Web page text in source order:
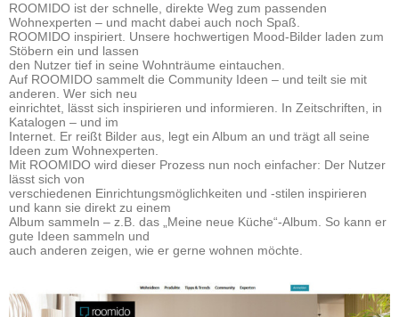
ROOMIDO ist der schnelle, direkte Weg zum passenden
Wohnexperten – und macht dabei auch noch Spaß.
ROOMIDO inspiriert. Unsere hochwertigen Mood-Bilder laden zum
Stöbern ein und lassen
den Nutzer tief in seine Wohnträume eintauchen.
Auf ROOMIDO sammelt die Community Ideen – und teilt sie mit
anderen. Wer sich neu
einrichtet, lässt sich inspirieren und informieren. In Zeitschriften, in
Katalogen – und im
Internet. Er reißt Bilder aus, legt ein Album an und trägt all seine
Ideen zum Wohnexperten.
Mit ROOMIDO wird dieser Prozess nun noch einfacher: Der Nutzer
lässt sich von
verschiedenen Einrichtungsmöglichkeiten und -stilen inspirieren
und kann sie direkt zu einem
Album sammeln – z.B. das „Meine neue Küche“-Album. So kann er
gute Ideen sammeln und
auch anderen zeigen, wie er gerne wohnen möchte.